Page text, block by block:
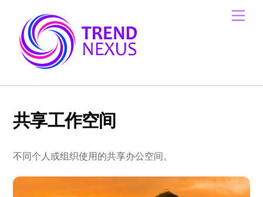
content
共享工作空间
不同个人或组织使用的共享办公空间。